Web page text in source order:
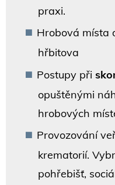
praxi.
Hrobová místa
hřbitova
Postupy při
opuštěnými
hrobových
Provozování
krematorií.
pohřebišť,